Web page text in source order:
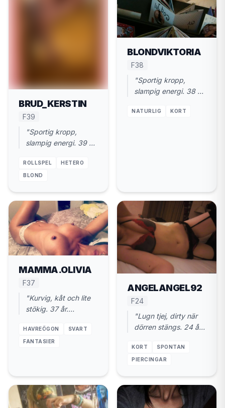
BRUD_KERSTIN
F39
"Sportig kropp,
slampig energi. 39 år
träff, sen hem."
ROLLSPEL HETERO
BLOND
BLONDVIKTORIA
F38
"Sportig kropp,
slampig energi. 38 år
träff, sen hem."
NATURLIG KORT
MAMMA.OLIVIA
F37
"Kurvig, kåt och lite
stökig. 37 år.
du styr."
HAVREÖGON SVART
FANTASIER
ANGELANGEL92
F24
"Lugn tjej, dirty när
dörren stängs. 24 år.
nu."
KORT SPONTAN
PIERCINGAR